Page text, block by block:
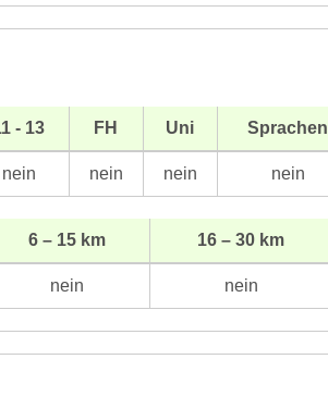
- 13 FH Uni Sprachen
nein nein nein nein
6 – 15 km 16 – 30 km
nein nein